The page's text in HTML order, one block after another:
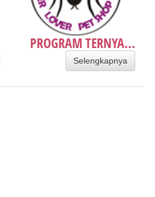
PROGRAM TERNYA...
Selengkapnya